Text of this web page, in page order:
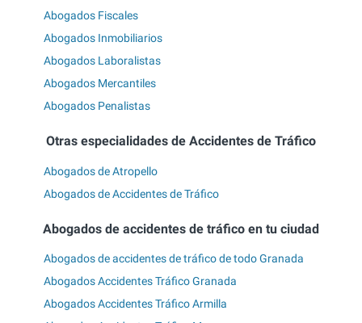
Abogados Fiscales
Abogados Inmobiliarios
Abogados Laboralistas
Abogados Mercantiles
Abogados Penalistas
Otras especialidades de Accidentes de Tráfico
Abogados de Atropello
Abogados de Accidentes de Tráfico
Abogados de accidentes de tráfico en tu ciudad
Abogados de accidentes de tráfico de todo Granada
Abogados Accidentes Tráfico Granada
Abogados Accidentes Tráfico Armilla